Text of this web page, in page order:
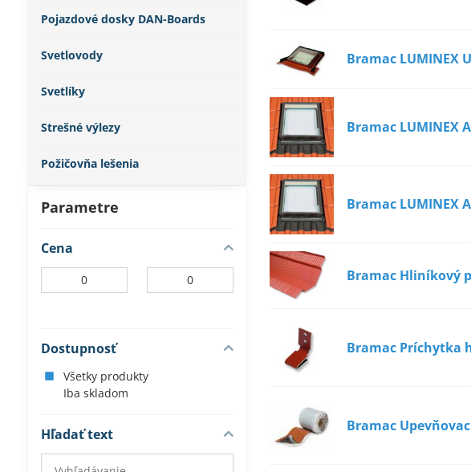
Bramac LUMINEX
Bramac LUMINEX
Bramac LUMINEX
Bramac Hliníkový
Bramac Príchytka
Bramac
Parametre
Cena
Dostupnosť
Všetky produkty
Iba skladom
Hľadať text
Prehľadať
Pojazdové dosky DAN-Boards
Svetlovody
Svetlíky
Strešné výlezy
Požičovňa lešenia